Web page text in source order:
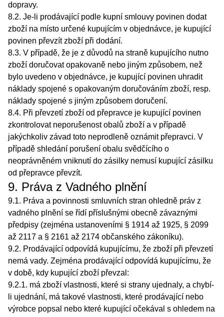
dopravy.
8.2. Je-li prodávající podle kupní smlouvy povinen dodat
zboží na místo určené kupujícím v objednávce, je kupující
povinen převzít zboží při dodání.
8.3. V případě, že je z důvodů na straně kupujícího nutno
zboží doručovat opakovaně nebo jiným způsobem, než
bylo uvedeno v objednávce, je kupující povinen uhradit
náklady spojené s opakovaným doručováním zboží, resp.
náklady spojené s jiným způsobem doručení.
8.4. Při převzetí zboží od přepravce je kupující povinen
zkontrolovat neporušenost obalů zboží a v případě
jakýchkoliv závad toto neprodleně oznámit přepravci. V
případě shledání porušení obalu svědčícího o
neoprávněném vniknutí do zásilky nemusí kupující zásilku
od přepravce převzít.
9. Práva z Vadného plnění
9.1. Práva a povinnosti smluvních stran ohledně práv z
vadného plnění se řídí příslušnými obecně závaznými
předpisy (zejména ustanoveními § 1914 až 1925, § 2099
až 2117 a § 2161 až 2174 občanského zákoníku).
9.2. Prodávající odpovídá kupujícímu, že zboží při převzetí
nemá vady. Zejména prodávající odpovídá kupujícímu, že
v době, kdy kupující zboží převzal:
9.2.1. má zboží vlastnosti, které si strany ujednaly, a chybí-
li ujednání, má takové vlastnosti, které prodávající nebo
výrobce popsal nebo které kupující očekával s ohledem na